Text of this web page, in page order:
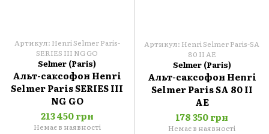
Артикул: Henri Selmer Paris-
SERIES IIІ NG GO
Selmer (Paris)
Альт-саксофон Henri
Selmer Paris SERIES III
NG GO
213 450 грн
Немає в наявності
Артикул: Henri Selmer Paris-SA
80 II AE
Selmer (Paris)
Альт-саксофон Henri
Selmer Paris SA 80 II
AE
178 350 грн
Немає в наявності